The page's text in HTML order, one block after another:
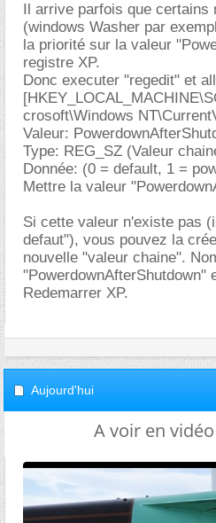
Il arrive parfois que certains
(windows Washer par
la priorité sur la valeur
registre XP.
Donc executer "regedit" et
crosoft\Windows
Valeur:
Type: REG_SZ (Valeur
Donnée: (0 = default, 1 =
Mettre la valeur
Si cette valeur n'existe pas
defaut"), vous pouvez la
nouvelle "valeur chaine".
"PowerdownAfterShutdown"
Redemarrer XP.
Aujourd'hui
A voir en